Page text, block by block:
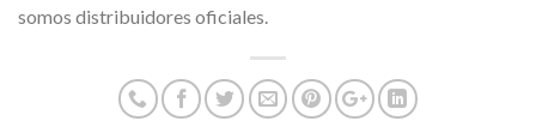
somos distribuidores oficiales.